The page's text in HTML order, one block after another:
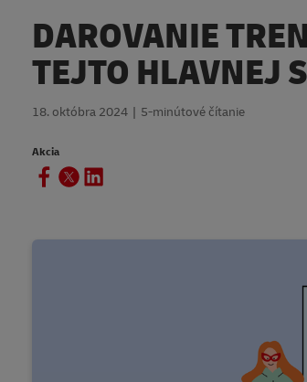
DAROVANIE
TEJTO HLAVNEJ
18. októbra 2024 5-minútové čítanie
Akcia